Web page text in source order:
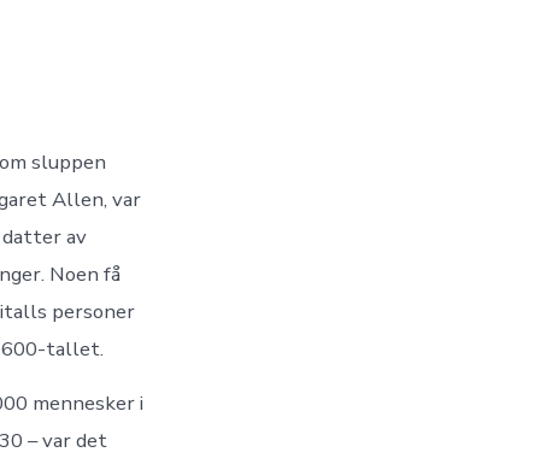
sluppen
Allen, var
av
Noen få
personer
tallet.
mennesker i
– var det